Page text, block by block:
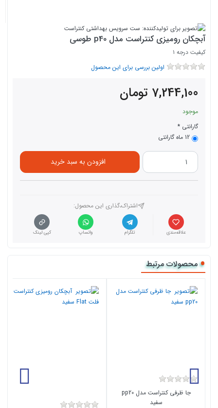
آبچکان رومیزی کنتراست مدل p40 طوسی
کیفیت درجه ۱
اولین بررسی برای این محصول
7,244,100 تومان
موجود
گارانتی
12 ماه گارانتی
افزودن به سبد خرید
اشتراک،گذاری این محصول‌:
علاقه‌مندی تلگرام واتساپ کپی لینک
محصولات مرتبط
جا ظرفی کنتراست مدل pp20
سفید